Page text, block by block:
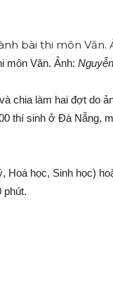
môn Văn. Ảnh:
chia làm hai đợt do
thí sinh ở Đà Nẵng,
Hoá học, Sinh học)
phút.